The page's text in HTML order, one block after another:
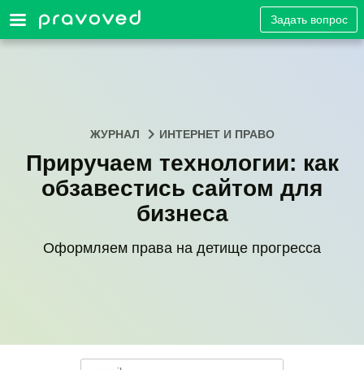
Задать вопрос
ЖУРНАЛ ИНТЕРНЕТ И ПРАВО
Приручаем технологии: как
обзавестись сайтом для
бизнеса
Оформляем права на детище прогресса